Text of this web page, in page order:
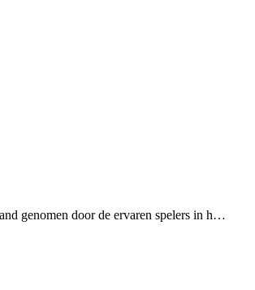
genomen door de ervaren spelers in h…